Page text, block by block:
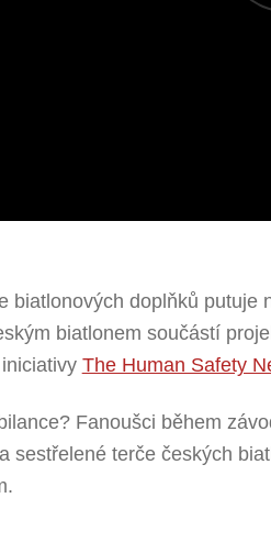
biatlonových doplňků
biatlonem součástí
The Human Safety
Fanoušci během
sestřelené terče českých